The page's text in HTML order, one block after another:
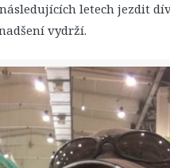
letech jezdit
vydrží.